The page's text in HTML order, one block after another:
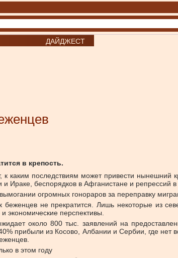
ДАЙДЖЕСТ
в крепость.
к каким последствиям может привести
Ираке, беспорядков в Афганистане и
огромных гонораров за переправку
не прекратится. Лишь некоторые из
экономические перспективы.
около 800 тыс. заявлений на
прибыли из Косово, Албании и Сербии, где
в этом году